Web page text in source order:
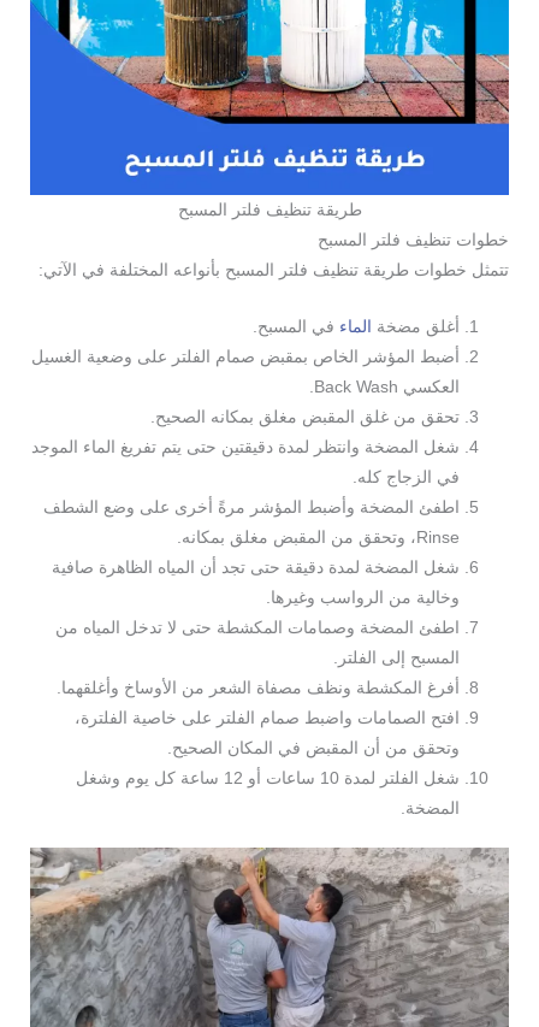
طريقة تنظيف فلتر المسبح
خطوات تنظيف فلتر المسبح
تتمثل خطوات طريقة تنظيف فلتر المسبح بأنواعه المختلفة في الآتي:
أغلق مضخة الماء في المسبح.
أضبط المؤشر الخاص بمقبض صمام الفلتر على وضعية الغسيل
العكسي Back Wash.
تحقق من غلق المقبض مغلق بمكانه الصحيح.
شغل المضخة وانتظر لمدة دقيقتين حتى يتم تفريغ الماء الموجد
في الزجاج كله.
اطفئ المضخة وأضبط المؤشر مرةً أخرى على وضع الشطف
Rinse، وتحقق من المقبض مغلق بمكانه.
شغل المضخة لمدة دقيقة حتى تجد أن المياه الظاهرة صافية
وخالية من الرواسب وغيرها.
اطفئ المضخة وصمامات المكشطة حتى لا تدخل المياه من
المسبح إلى الفلتر.
أفرغ المكشطة ونظف مصفاة الشعر من الأوساخ وأغلقهما.
افتح الصمامات واضبط صمام الفلتر على خاصية الفلترة،
وتحقق من أن المقبض في المكان الصحيح.
شغل الفلتر لمدة 10 ساعات أو 12 ساعة كل يوم وشغل
المضخة.